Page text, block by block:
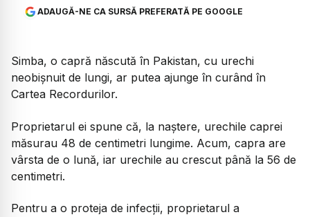
ADAUGĂ-NE CA SURSĂ PREFERATĂ PE GOOGLE
Simba, o capră născută în Pakistan, cu urechi
neobișnuit de lungi, ar putea ajunge în curând în
Cartea Recordurilor.
Proprietarul ei spune că, la naștere, urechile caprei
măsurau 48 de centimetri lungime. Acum, capra are
vârsta de o lună, iar urechile au crescut până la 56 de
centimetri.
Pentru a o proteja de infecții, proprietarul a